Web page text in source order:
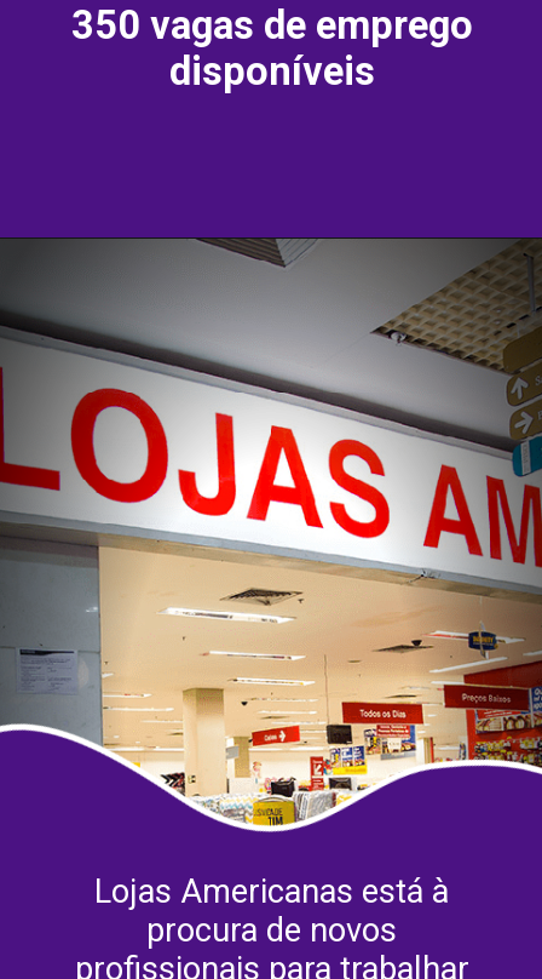
350 vagas de emprego
disponíveis
Lojas Americanas está à
procura de novos
profissionais para trabalhar